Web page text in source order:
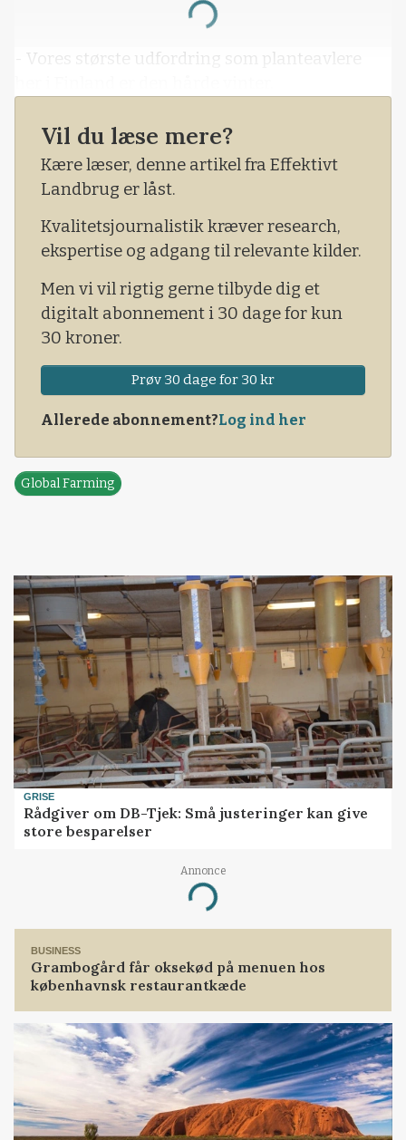
Loading...
- Vores største udfordring som planteavlere
Vil du læse mere?
Kære læser, denne artikel fra Effektivt
Landbrug er låst.
Kvalitetsjournalistik kræver research,
ekspertise og adgang til relevante kilder.
Men vi vil rigtig gerne tilbyde dig et
digitalt abonnement i 30 dage for kun
30 kroner.
Prøv 30 dage for 30 kr
Allerede abonnement?Log ind her
Global Farming
GRISE
Rådgiver om DB-Tjek: Små justeringer kan give
store besparelser
Annonce
Loading...
BUSINESS
Grambogård får oksekød på menuen hos
københavnsk restaurantkæde